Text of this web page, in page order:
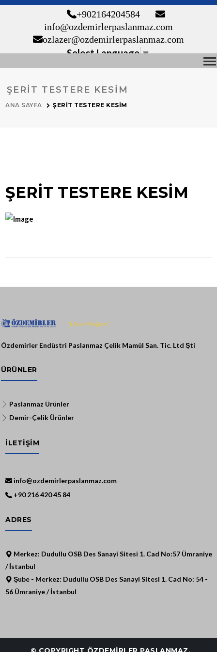
+90 216 420 45 84
info@ozdemirlerpaslanmaz.com
ozlazer@ozdemirlerpaslanmaz.com
Select Language▼
ŞERİT TESTERE KESİM
ANA SAYFA ŞERİT TESTERE KESİM
ŞERİT TESTERE KESİM
Özdemirler Endüstri Paslanmaz Çelik Mamül San. Tic. Ltd Şti
ÜRÜNLER
Paslanmaz Ürünler
Demir-Çelik Ürünler
İLETİŞİM
info@ozdemirlerpaslanmaz.com
+90 216 420 45 84
ADRES
Merkez: Dudullu OSB Des Sanayi Sitesi 1. Cad No:57 Ümraniye
/ İstanbul
Şube - Merkez: Dudullu OSB Des Sanayi Sitesi 1. Cad No: 54 -
56 Ümraniye / İstanbul